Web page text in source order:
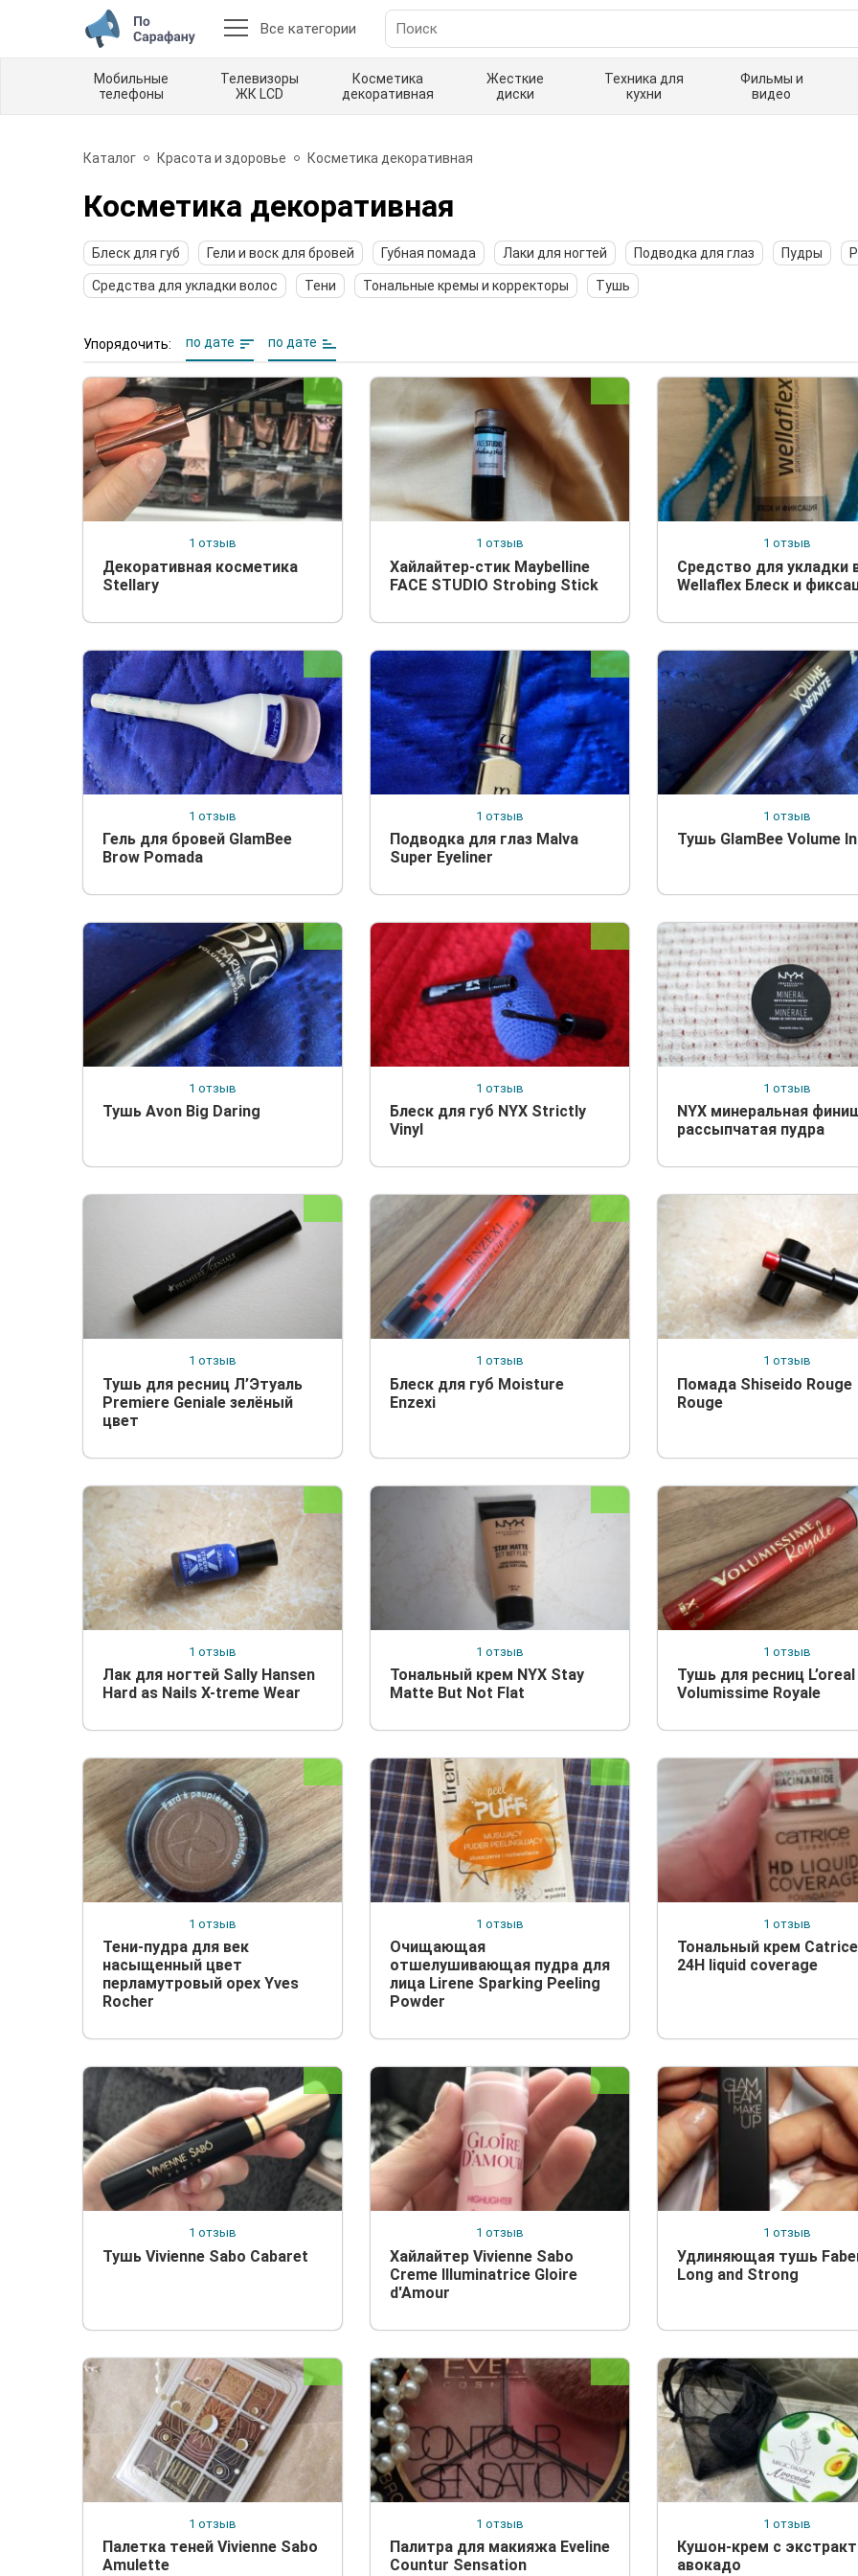
Все категории
Мобильные
телефоны
Телевизоры
ЖК LCD
Косметика
декоративная
Жесткие
диски
Техника для
кухни
Фильмы и
видео
Каталог Красота и здоровье Косметика декоративная
Косметика декоративная
Блеск для губ Гели и воск для бровей Губная помада Лаки для ногтей Подводка для глаз Пудры
Средства для укладки волос Тени Тональные кремы и корректоры Тушь
Упорядочить: по дате по дате
1 отзыв
Декоративная косметика
Stellary
1 отзыв
Хайлайтер-стик Maybelline
FACE STUDIO Strobing Stick
1 отзыв
Средство для укладки
Wellaflex Блеск и
1 отзыв
Гель для бровей GlamBee
Brow Pomada
1 отзыв
Подводка для глаз Malva
Super Eyeliner
1 отзыв
Тушь GlamBee Volume
1 отзыв
Тушь Avon Big Daring
1 отзыв
Блеск для губ NYX Strictly
Vinyl
1 отзыв
NYX минеральная
рассыпчатая пудра
1 отзыв
Тушь для ресниц Л’Этуаль
Premiere Geniale зелёный
цвет
1 отзыв
Блеск для губ Moisture
Enzexi
1 отзыв
Помада Shiseido Rouge
Rouge
1 отзыв
Лак для ногтей Sally Hansen
Hard as Nails X-treme Wear
1 отзыв
Тональный крем NYX Stay
Matte But Not Flat
1 отзыв
Тушь для ресниц
Volumissime Royale
1 отзыв
Тени-пудра для век
насыщенный цвет
перламутровый орех Yves
Rocher
1 отзыв
Очищающая
отшелушивающая пудра для
лица Lirene Sparking Peeling
Powder
1 отзыв
Тональный крем
24Н liquid coverage
1 отзыв
Тушь Vivienne Sabo Cabaret
1 отзыв
Хайлайтер Vivienne Sabo
Creme Illuminatrice Gloire
d'Amour
1 отзыв
Удлиняющая тушь
Long and Strong
1 отзыв
Палетка теней Vivienne Sabo
Amulette
1 отзыв
Палитра для макияжа Eveline
Countur Sensation
1 отзыв
Кушон-крем с
авокадо